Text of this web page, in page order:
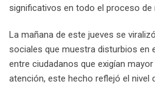
significativos en todo el proceso de
La mañana de este jueves se
sociales que muestra disturbios en
entre ciudadanos que exigían
atención, este hecho reflejó el nivel